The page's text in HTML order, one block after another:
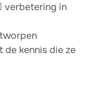
verbetering in
de kennis die ze